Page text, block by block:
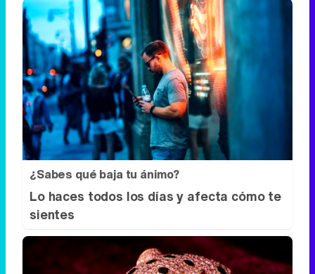
¿Sabes qué baja tu ánimo?
Lo haces todos los días y afecta cómo te
sientes